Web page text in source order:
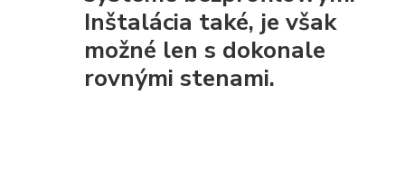
Inštalácia také, je však
možné len s dokonale
rovnými stenami.